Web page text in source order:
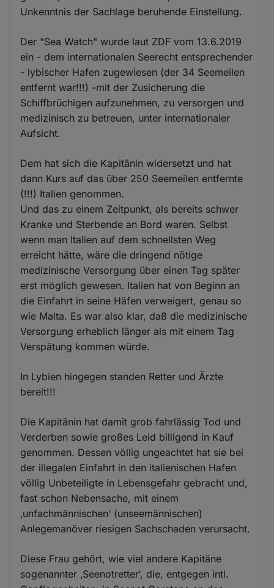
Unkenntnis der Sachlage beruhende Einstellung.
Der "Sea Watch" wurde laut ZDF vom 13.6.2019
ein - dem internationalen Seerecht entsprechender
- lybischer Hafen zugewiesen (der 34 Seemeilen
entfernt war!!!) -mit der Zusicherung die
Schiffbrüchigen aufzunehmen, zu versorgen und
medizinisch zu betreuen, unter internationaler
Aufsicht.
Dem hat sich die Kapitänin widersetzt und hat
dann Kurs auf das über 250 Seemeilen entfernte
(!!!) Italien genommen.
Und das zu einem Zeitpunkt, als bereits schwer
Kranke und Sterbende an Bord waren. Selbst
wenn man Italien auf dem schnellsten Weg
erreicht hätte, wäre die dringend nötige
medizinische Versorgung über einen Tag später
erst möglich gewesen. Italien hat von Beginn an
die Einfahrt in seine Häfen verweigert, genau so
wie Malta. Es war also klar, daß die medizinische
Versorgung erheblich länger als mit einem Tag
Verspätung kommen würde.
In Lybien hingegen standen Retter und Ärzte
bereit!!!
Die Kapitänin hat damit grob fahrlässig Tod und
Verderben sowie großes Leid billigend in Kauf
genommen. Dessen völlig ungeachtet hat sie bei
der illegalen Einfahrt in den italienischen Hafen
völlig Unbeteiligte in Lebensgefahr gebracht und,
fast schon Nebensache, mit einem
‚unfachmännischen’ (unseemännischen)
Anlegemanöver riesigen Sachschaden verursacht.
Diese Frau gehört, wie viel andere Kapitäne
sogenannter ‚Seenotretter‘, die, entgegen intl.